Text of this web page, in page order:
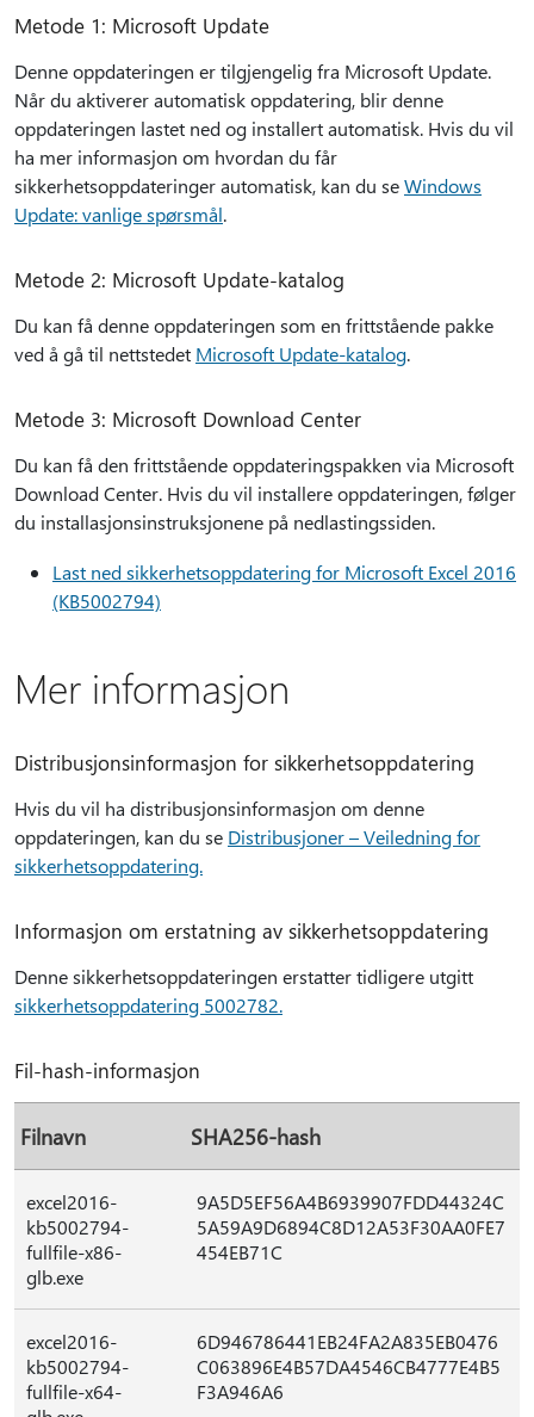
Metode 1: Microsoft Update
Denne oppdateringen er tilgjengelig fra Microsoft Update.
Når du aktiverer automatisk oppdatering, blir denne
oppdateringen lastet ned og installert automatisk. Hvis du vil
ha mer informasjon om hvordan du får
sikkerhetsoppdateringer automatisk, kan du seWindows
Update: vanlige spørsmål.
Metode 2: Microsoft Update-katalog
Du kan få denne oppdateringen som en frittstående pakke
ved å gå til nettstedet Microsoft Update-katalog.
Metode 3: Microsoft Download Center
Du kan få den frittstående oppdateringspakken via Microsoft
Download Center. Hvis du vil installere oppdateringen, følger
du installasjonsinstruksjonene på nedlastingssiden.
Last ned sikkerhetsoppdatering for Microsoft Excel 2016
(KB5002794)
Mer informasjon
Distribusjonsinformasjon for sikkerhetsoppdatering
Hvis du vil ha distribusjonsinformasjon om denne
oppdateringen, kan du se Distribusjoner – Veiledning for
sikkerhetsoppdatering.
Informasjon om erstatning av sikkerhetsoppdatering
Denne sikkerhetsoppdateringen erstatter tidligere utgitt
sikkerhetsoppdatering 5002782.
Fil-hash-informasjon
Filnavn SHA256-hash
excel2016-
kb5002794-
fullfile-x86-
glb.exe
9A5D5EF56A4B6939907FDD44324C
5A59A9D6894C8D12A53F30AA0FE7
454EB71C
excel2016-
kb5002794-
fullfile-x64-
6D946786441EB24FA2A835EB0476
C063896E4B57DA4546CB4777E4B5
F3A946A6